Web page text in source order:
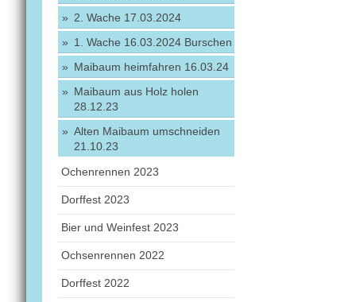
2. Wache 17.03.2024
1. Wache 16.03.2024 Burschen
Maibaum heimfahren 16.03.24
Maibaum aus Holz holen
28.12.23
Alten Maibaum umschneiden
21.10.23
Ochenrennen 2023
Dorffest 2023
Bier und Weinfest 2023
Ochsenrennen 2022
Dorffest 2022